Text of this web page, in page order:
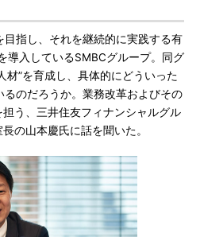
指し、それを継続的に実践する有
導入しているSMBCグループ。同グ
材”を育成し、具体的にどういった
のだろうか。業務改革およびその
う、三井住友フィナンシャルグル
の山本慶氏に話を聞いた。